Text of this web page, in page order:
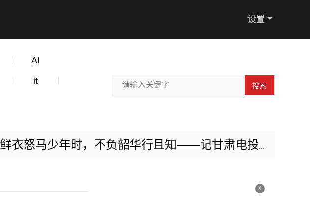
设置
AI
it 搜索
鲜衣怒马少年时，不负韶华行且知——记甘肃电投张掖电厂扩建项目部李特
x